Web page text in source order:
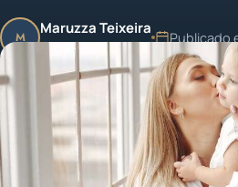
M Maruzza Teixeira
OAB/MA 11.810
Publicado
Atualizado em 24 de abril de 2023